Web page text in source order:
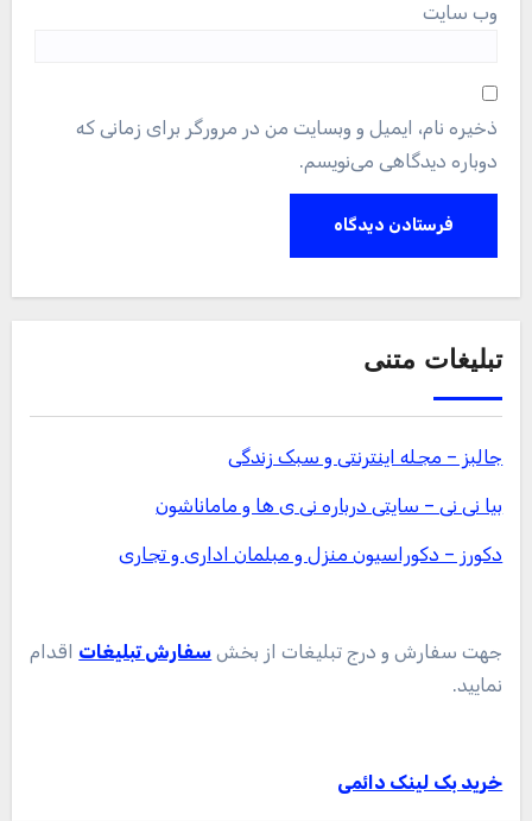
وب‌ سایت
ذخیره نام، ایمیل و وبسایت من در مرورگر برای زمانی که
دوباره دیدگاهی می‌نویسم.
تبلیغات متنی
جالبز – مجله اینترنتی و سبک زندگی
بیا نی نی – سایتی درباره نی ی ها و ماماناشون
دکورز – دکوراسیون منزل و مبلمان اداری و تجاری
جهت سفارش و درج تبلیغات از بخش سفارش تبلیغات اقدام
نمایید.
خرید بک لینک دائمی